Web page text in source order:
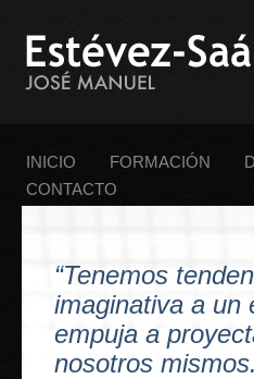
INICIO FORMACIÓN
CONTACTO
“Tenemos
imaginativa a un
empuja a
nosotros mismos.